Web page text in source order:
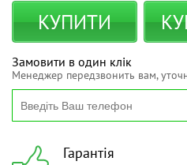
КУПИТИ
Замовити в один клік
Менеджер передзвонить вам,
Гарантія